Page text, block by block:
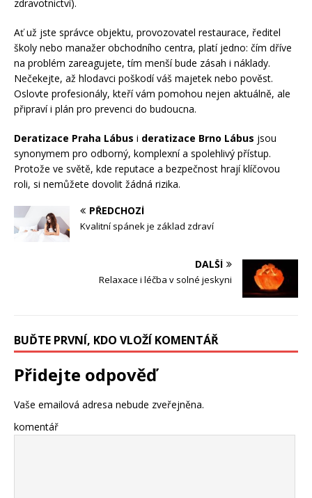
zdravotnictví).
Ať už jste správce objektu, provozovatel restaurace, ředitel
školy nebo manažer obchodního centra, platí jedno: čím dříve
na problém zareagujete, tím menší bude zásah i náklady.
Nečekejte, až hlodavci poškodí váš majetek nebo pověst.
Oslovte profesionály, kteří vám pomohou nejen aktuálně, ale
připraví i plán pro prevenci do budoucna.
Deratizace Praha Lábus i deratizace Brno Lábus jsou
synonymem pro odborný, komplexní a spolehlivý přístup.
Protože ve světě, kde reputace a bezpečnost hrají klíčovou
roli, si nemůžete dovolit žádná rizika.
PŘEDCHOZÍ
Kvalitní spánek je základ zdraví
DALŠÍ
Relaxace i léčba v solné jeskyni
BUĎTE PRVNÍ, KDO VLOŽÍ KOMENTÁŘ
Přidejte odpověď
Vaše emailová adresa nebude zveřejněna.
komentář